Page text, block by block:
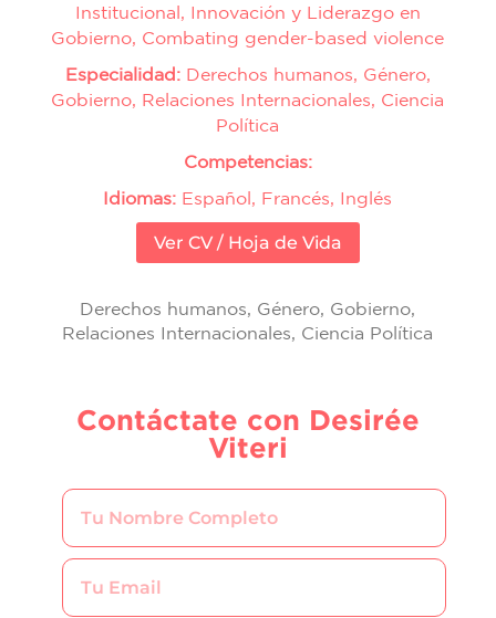
Institucional, Innovación y Liderazgo en
Gobierno, Combating gender-based violence
Especialidad: Derechos humanos, Género,
Gobierno, Relaciones Internacionales, Ciencia
Política
Competencias:
Idiomas: Español, Francés, Inglés
Ver CV / Hoja de Vida
Derechos humanos, Género, Gobierno,
Relaciones Internacionales, Ciencia Política
Contáctate con Desirée
Viteri